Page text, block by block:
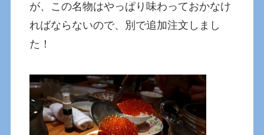
が、この名物はやっぱり味わっておかなけ
ればならないので、別で追加注文しまし
た！